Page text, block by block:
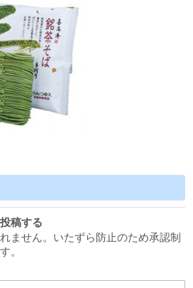
稿する
ません。いたずら防止のため承認制
。